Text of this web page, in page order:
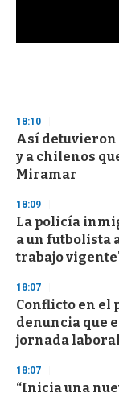
s
d
s
o
f
3
s
e
c
o
n
18:10
Así detuvieron
y a chilenos
Miramar
18:09
La policía
a un futbolista
trabajo
18:07
Conflicto en el
denuncia que
jornada laboral
18:07
“Inicia una